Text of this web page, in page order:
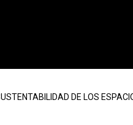
DE LOS